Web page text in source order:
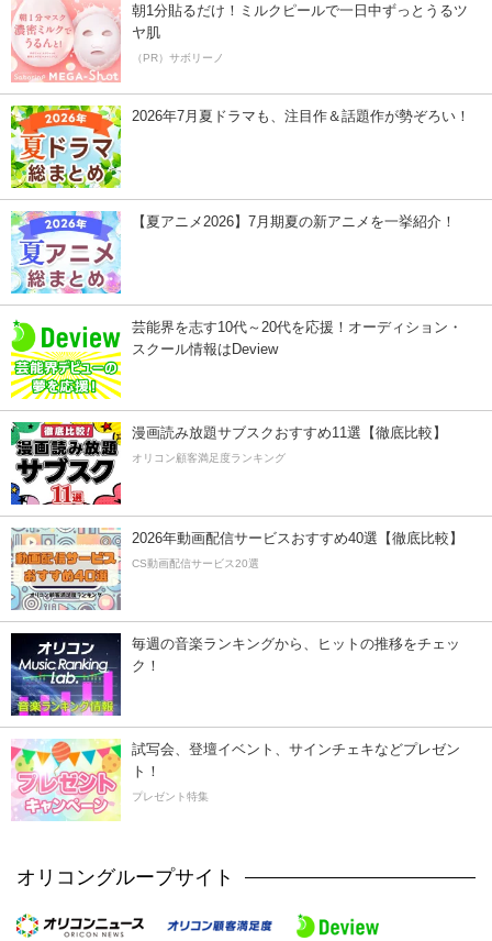
朝1分貼るだけ！ミルクピールで一日中ずっとうるツ
ヤ肌
（PR）サボリーノ
2026年7月夏ドラマも、注目作＆話題作が勢ぞろい！
【夏アニメ2026】7月期夏の新アニメを一挙紹介！
芸能界を志す10代～20代を応援！オーディション・
スクール情報はDeview
漫画読み放題サブスクおすすめ11選【徹底比較】
オリコン顧客満足度ランキング
2026年動画配信サービスおすすめ40選【徹底比較】
CS動画配信サービス20選
毎週の音楽ランキングから、ヒットの推移をチェッ
ク！
試写会、登壇イベント、サインチェキなどプレゼン
ト！
プレゼント特集
オリコングループサイト